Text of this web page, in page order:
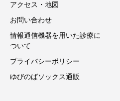
アクセス・地図
お問い合わせ
情報通信機器を用いた診療に
ついて
プライバシーポリシー
ゆびのばソックス通販